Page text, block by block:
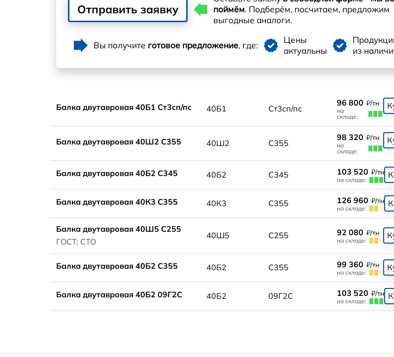
Отправить заявку
поймём. Подберём, посчитаем, предложим
выгодные аналоги.
Вы получите готовое предложение, где:
Цены
актуальны
из
Балка двутавровая 40Б1 Ст3сп/пс 40Б1 Ст3сп/пс
96 800 ₽/тн
на
складе:
Балка двутавровая 40Ш2 С355 40Ш2 С355
98 320 ₽/тн
на
складе:
Балка двутавровая 40Б2 С345 40Б2 С345 103 520 ₽/тн
на складе:
Балка двутавровая 40К3 С355 40К3 С355 126 960 ₽/тн
на складе:
Балка двутавровая 40Ш5 С255
ГОСТ; СТО
40Ш5 С255 92 080 ₽/тн
на складе:
Балка двутавровая 40Б2 С355 40Б2 С355 99 360 ₽/тн
на складе:
Балка двутавровая 40Б2 09Г2С 40Б2 09Г2С 103 520 ₽/тн
на складе: